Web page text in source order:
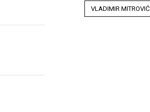
VLADIMIR MITROVIĆ